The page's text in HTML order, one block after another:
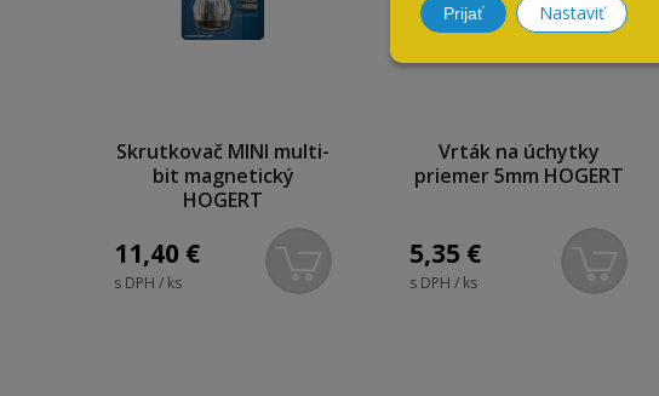
Prijať Nastaviť
Skrutkovač MINI multi-
bit magnetický
HOGERT
11,40 €
s DPH / ks
Vrták na úchytky
priemer 5mm HOGERT
5,35 €
s DPH / ks